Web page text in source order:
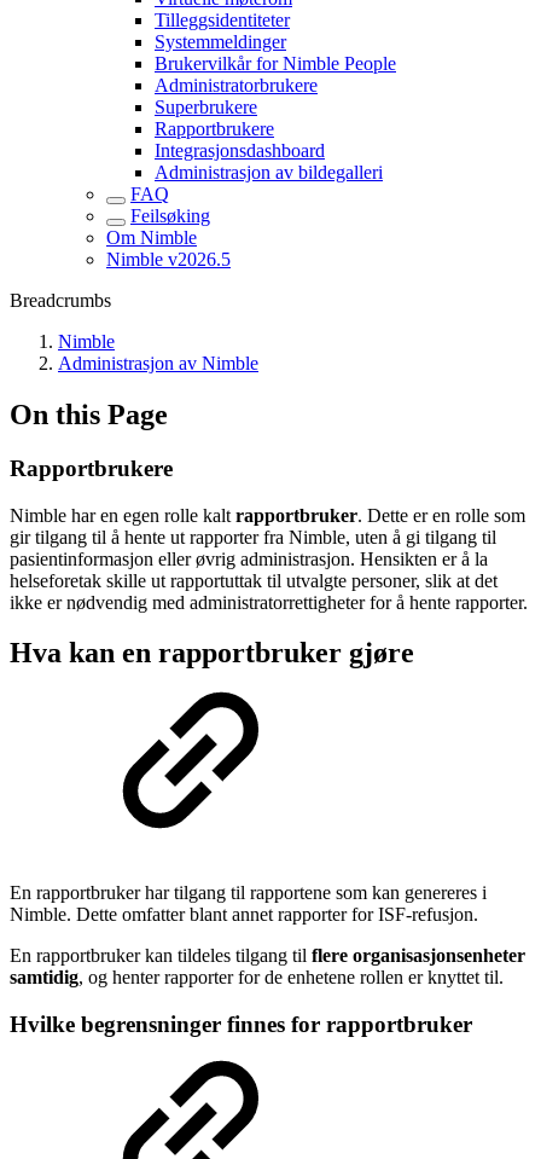
Tilleggsidentiteter
Systemmeldinger
Brukervilkår for Nimble People
Administratorbrukere
Superbrukere
Rapportbrukere
Integrasjonsdashboard
Administrasjon av bildegalleri
FAQ
Feilsøking
Om Nimble
Nimble v2026.5
Breadcrumbs
Nimble
Administrasjon av Nimble
On this Page
Rapportbrukere
Nimble har en egen rolle kalt rapportbruker. Dette er en rolle som
gir tilgang til å hente ut rapporter fra Nimble, uten å gi tilgang til
pasientinformasjon eller øvrig administrasjon. Hensikten er å la
helseforetak skille ut rapportuttak til utvalgte personer, slik at det
ikke er nødvendig med administratorrettigheter for å hente rapporter.
Hva kan en rapportbruker gjøre
En rapportbruker har tilgang til rapportene som kan genereres i
Nimble. Dette omfatter blant annet rapporter for ISF‑refusjon.
En rapportbruker kan tildeles tilgang til flere organisasjonsenheter
samtidig, og henter rapporter for de enhetene rollen er knyttet til.
Hvilke begrensninger finnes for rapportbruker